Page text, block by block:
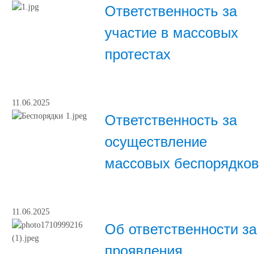
Ответственность за
участие в массовых
протестах
11.06.2025
Ответственность за
осуществление
массовых беспорядков
11.06.2025
Об ответственности за
проявления